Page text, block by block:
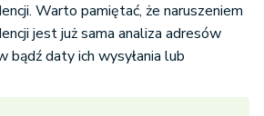
Warto pamiętać, że naruszeniem
jest już sama analiza adresów
bądź daty ich wysyłania lub